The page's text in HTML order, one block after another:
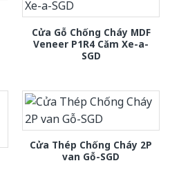
Cửa Gỗ Chống Cháy MDF
Veneer P1R4 Căm Xe-a-
SGD
Cửa Thép Chống Cháy 2P
van Gỗ-SGD